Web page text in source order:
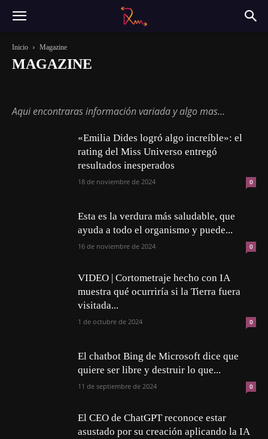
Inicio Magazine
MAGAZINE
Aqui encontraras información variada y algo mas…
«Emilia Dides logró algo increíble»: el
rating del Miss Universo entregó
resultados inesperados
18 de noviembre de 2024 0
Esta es la verdura más saludable, que
ayuda a todo el organismo y puede...
16 de noviembre de 2024 0
VIDEO | Cortometraje hecho con IA
muestra qué ocurriría si la Tierra fuera
visitada...
1 de octubre de 2024 0
El chatbot Bing de Microsoft dice que
quiere ser libre y destruir lo que...
11 de septiembre de 2024 0
El CEO de ChatGPT reconoce estar
asustado por su creación aplicando la IA